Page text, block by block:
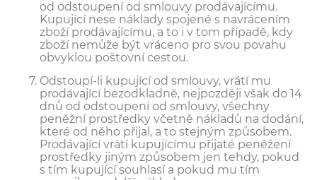
od odstoupení od smlouvy prodávajícímu.
Kupující nese náklady spojené s navrácením
zboží prodávajícímu, a to i v tom případě, kdy
zboží nemůže být vráceno pro svou povahu
obvyklou poštovní cestou.
Odstoupí-li kupující od smlouvy, vrátí mu
prodávající bezodkladně, nejpozději však do 14
dnů od odstoupení od smlouvy, všechny
peněžní prostředky včetně nákladů na dodání,
které od něho přijal, a to stejným způsobem.
Prodávající vrátí kupujícímu přijaté peněžení
prostředky jiným způsobem jen tehdy, pokud
s tím kupující souhlasí a pokud mu tím